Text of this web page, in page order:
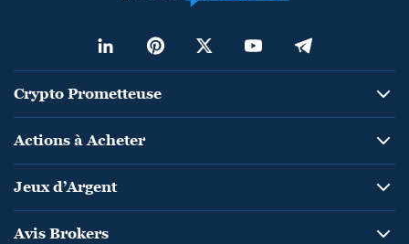
Crypto Prometteuse
Actions à Acheter
Jeux d’Argent
Avis Brokers